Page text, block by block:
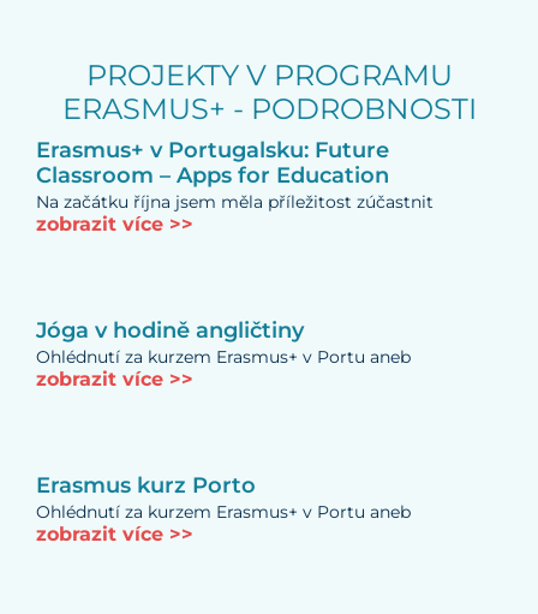
PROJEKTY V PROGRAMU
ERASMUS+ - PODROBNOSTI
Erasmus+ v Portugalsku: Future
Classroom – Apps for Education
Na začátku října jsem měla příležitost zúčastnit
zobrazit více >>
Jóga v hodině angličtiny
Ohlédnutí za kurzem Erasmus+ v Portu aneb
zobrazit více >>
Erasmus kurz Porto
Ohlédnutí za kurzem Erasmus+ v Portu aneb
zobrazit více >>